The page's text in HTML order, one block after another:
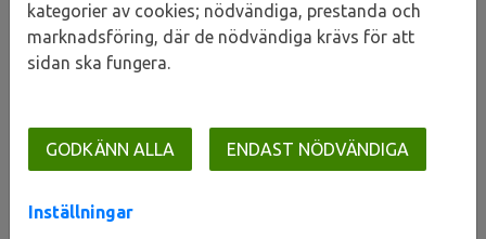
Hem Våra områden
Lunds stad
Linero och Mårtens Fälad
Snäckan
kategorier av cookies; nödvändiga, prestanda och
marknadsföring, där de nödvändiga krävs för att
sidan ska fungera.
GODKÄNN ALLA ENDAST NÖDVÄNDIGA
Inställningar